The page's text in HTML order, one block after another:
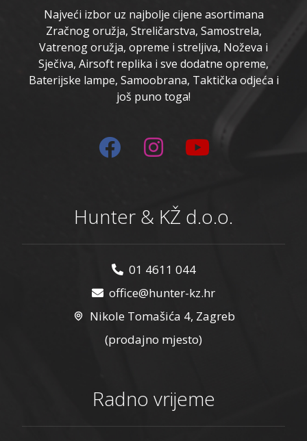
Najveći izbor uz najbolje cijene asortimana
Zračnog oružja, Streličarstva, Samostrela,
Vatrenog oružja, opreme i streljiva, Noževa i
Sječiva, Airsoft replika i sve dodatne opreme,
Baterijske lampe, Samoobrana, Taktička odjeća i
još puno toga!
Hunter & KŽ d.o.o.
01 4611 044
office@hunter-kz.hr
Nikole Tomašića 4, Zagreb
(prodajno mjesto)
Radno vrijeme